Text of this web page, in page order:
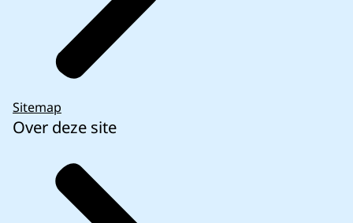
Sitemap
Over deze site